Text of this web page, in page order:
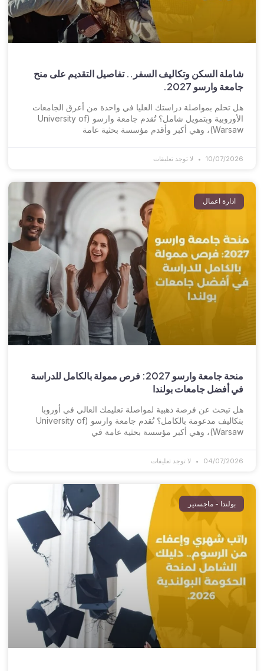
شاملة السكن وتكاليف السفر.. تفاصيل التقديم على منح
جامعة وارسو 2027.
هل تحلم بمواصلة دراستك العليا في واحدة من أعرق الجامعات
الأوروبية وبتمويل شامل؟ تُقدم جامعة وارسو (University of
Warsaw)، وهي أكبر وأقدم مؤسسة بحثية عامة
10/07/2026 لا توجد تعليقات
ادارة اعمال
منحة جامعة وارسو 2027: فرص ممولة بالكامل للدراسة
في أفضل جامعات بولندا
هل تبحث عن فرصة ذهبية لمواصلة تعليمك العالي في أوروبا
بتكاليف مدعومة بالكامل؟ تُقدم جامعة وارسو (University of
Warsaw)، وهي أكبر مؤسسة بحثية عامة في
04/07/2026 لا توجد تعليقات
بولندا - ماجستير